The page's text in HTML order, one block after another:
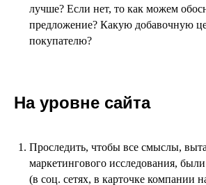
лучше? Если нет, то как можем
предложение? Какую добавочную
покупателю?
На уровне сайта
Проследить, чтобы все смыслы,
маркетингового исследования,
(в соц. сетях, в карточке компании